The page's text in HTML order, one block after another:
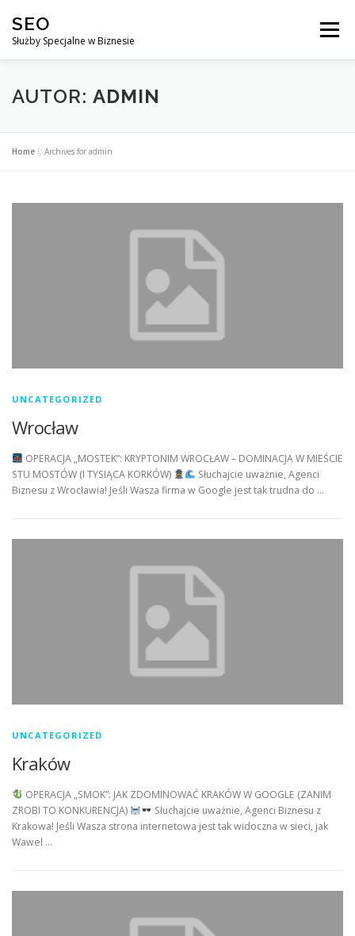
treści
SEO
Służby Specjalne w Biznesie
Menu
AGENCJA SEO CO ZYSKUJESZ ?
DLACZEGO WARTO?
AUTOR: ADMIN
Home »Archives for admin
UNCATEGORIZED
Wrocław
OPERACJA „MOSTEK”: KRYPTONIM WROCŁAW – DOMINACJA W MIEŚCIE
STU MOSTÓW (I TYSIĄCA KORKÓW)
Słuchajcie uważnie, Agenci
Biznesu z Wrocławia! Jeśli Wasza firma w Google jest tak trudna do …
UNCATEGORIZED
Kraków
OPERACJA „SMOK”: JAK ZDOMINOWAĆ KRAKÓW W GOOGLE (ZANIM
ZROBI TO KONKURENCJA)
Słuchajcie uważnie, Agenci Biznesu z
Krakowa! Jeśli Wasza strona internetowa jest tak widoczna w sieci, jak
Wawel …